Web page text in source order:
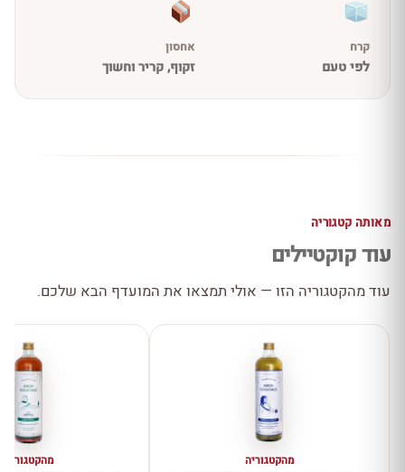
קרח
לפי טעם
אחסון
זקוף, קריר וחשוך
מאותה קטגוריה
עוד קוקטיילים
עוד מהקטגוריה הזו — אולי תמצאו את המועדף הבא שלכם.
מהקטגוריה מהקטגוריה